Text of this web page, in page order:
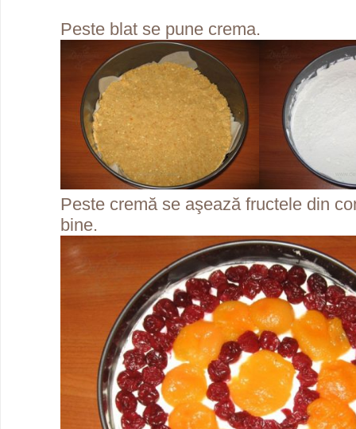
Peste blat se pune crema.
Peste cremă se aşează fructele din
bine.